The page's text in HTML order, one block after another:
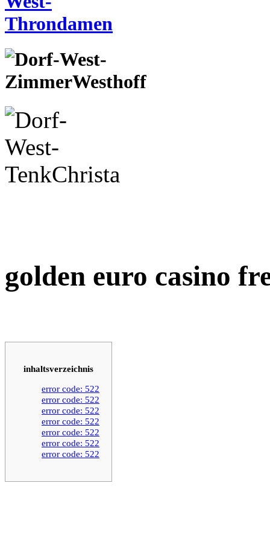
golden euro casino
inhaltsverzeichnis
error code: 522
error code: 522
error code: 522
error code: 522
error code: 522
error code: 522
error code: 522